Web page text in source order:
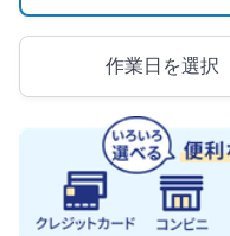
作業日を選択